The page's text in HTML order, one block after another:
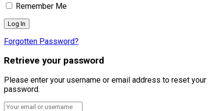
Remember Me
Forgotten Password?
Retrieve your password
Please enter your username or email address to reset your
password.